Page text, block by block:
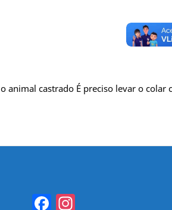
animal castrado É preciso levar o colar
Facebook